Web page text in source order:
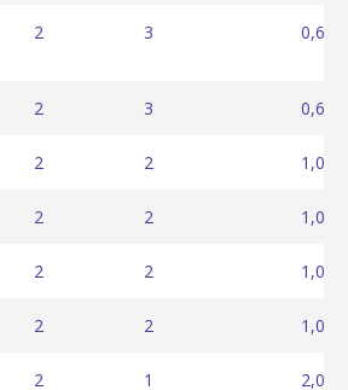
2 3 0,67
2 3 0,67
2 2 1,00
2 2 1,00
2 2 1,00
2 2 1,00
2 1 2,00